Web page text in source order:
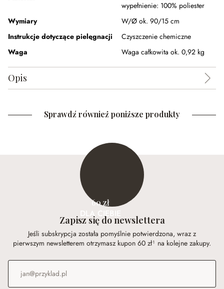
wypełnienie: 100% poliester
Wymiary
W/Ø ok. 90/15 cm
Instrukcje dotyczące pielęgnacji
Czyszczenie chemiczne
Waga
Waga całkowita ok. 0,92 kg
Opis
Sprawdź również poniższe produkty
60 zł
DLA CIEBIE
Zapisz się do newslettera
Jeśli subskrypcja została pomyślnie potwierdzona, wraz z
pierwszym newsletterem otrzymasz kupon 60 zł¹ na kolejne zakupy.
Adres e-mail